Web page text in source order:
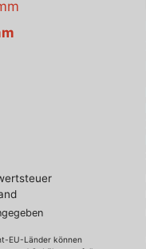
EU-Länder können